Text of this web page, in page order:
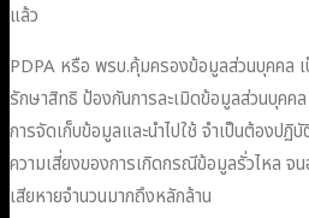
แล้ว
PDPA หรือ พรบ.คุ้มครองข้อมูลส่วนบุคคล
รักษาสิทธิ ป้องกันการละเมิดข้อมูลส่วนบุคค
การจัดเก็บข้อมูลและนำไปใช้ จำเป็นต้องปฏิ
ความเสี่ยงของการเกิดกรณีข้อมูลรั่วไหล จ
เสียหายจำนวนมากถึงหลักล้าน